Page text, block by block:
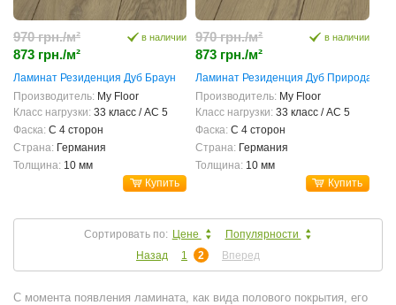
970 грн./м²
873 грн./м²
в наличии
Ламинат Резиденция Дуб Браун
Производитель: My Floor
Класс нагрузки: 33 класс / AC 5
Фаска: С 4 сторон
Страна: Германия
Толщина: 10 мм
Купить
970 грн./м²
873 грн./м²
в наличии
Ламинат Резиденция Дуб Природа
Производитель: My Floor
Класс нагрузки: 33 класс / AC 5
Фаска: С 4 сторон
Страна: Германия
Толщина: 10 мм
Купить
Сортировать по: Цене
Популярности
Назад
1 2 Вперед
С момента появления ламината, как вида полового покрытия, его